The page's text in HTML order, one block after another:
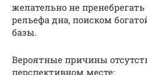
желательно не
рельефа дна, поиском
базы.
Вероятные причины
перспективном месте: